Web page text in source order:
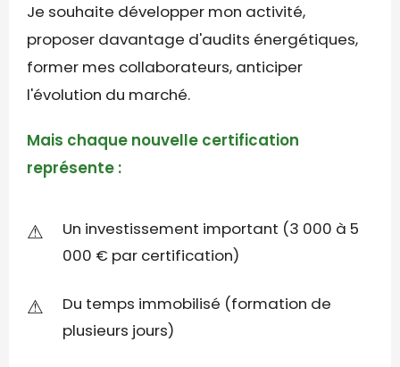
Je souhaite développer mon activité,
proposer davantage d'audits énergétiques,
former mes collaborateurs, anticiper
l'évolution du marché.
Mais chaque nouvelle certification
représente :
Un investissement important (3 000 à 5
000 € par certification)
Du temps immobilisé (formation de
plusieurs jours)